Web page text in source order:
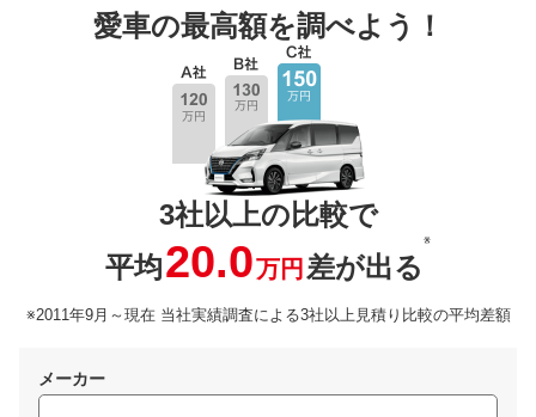
愛車の最高額を調べよう！
3社以上の比較で
平均20.0万円 差が出る
※
※2011年9月～現在 当社実績調査による3社以上見積り比較の平均差額
メーカー